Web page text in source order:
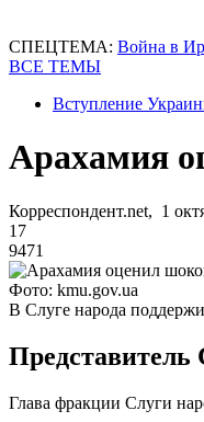
СПЕЦТЕМА: Война в
ВСЕ ТЕМЫ
Вступление
Арахамия
Корреспондент.net, 1
17
9471
Фото: kmu.gov.ua
В Слуге народа
Глава фракции Слуги